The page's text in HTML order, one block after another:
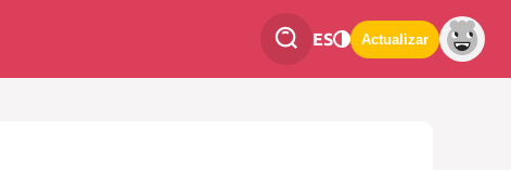
ES Actualizar